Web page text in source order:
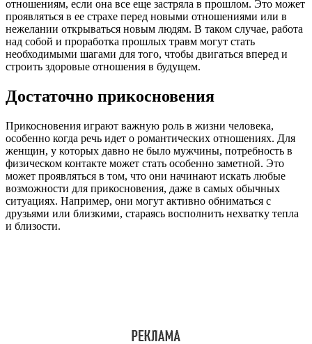
отношениям, если она все еще застряла в прошлом. Это может
проявляться в ее страхе перед новыми отношениями или в
нежелании открываться новым людям. В таком случае, работа
над собой и проработка прошлых травм могут стать
необходимыми шагами для того, чтобы двигаться вперед и
строить здоровые отношения в будущем.
Достаточно прикосновения
Прикосновения играют важную роль в жизни человека,
особенно когда речь идет о романтических отношениях. Для
женщин, у которых давно не было мужчины, потребность в
физическом контакте может стать особенно заметной. Это
может проявляться в том, что они начинают искать любые
возможности для прикосновения, даже в самых обычных
ситуациях. Например, они могут активно обниматься с
друзьями или близкими, стараясь восполнить нехватку тепла
и близости.